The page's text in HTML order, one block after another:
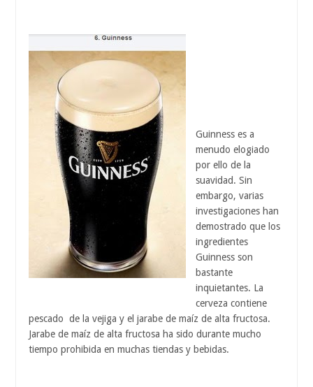
Guinness es a
menudo elogiado
por ello de la
suavidad. Sin
embargo, varias
investigaciones han
demostrado que los
ingredientes
Guinness son
bastante
inquietantes. La
cerveza contiene
pescado de la vejiga y el jarabe de maíz de alta fructosa.
Jarabe de maíz de alta fructosa ha sido durante mucho
tiempo prohibida en muchas tiendas y bebidas.